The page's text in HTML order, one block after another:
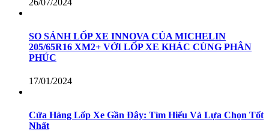
SO SÁNH LỐP XE INNOVA CỦA MICHELIN
205/65R16 XM2+ VỚI LỐP XE KHÁC CÙNG PHÂN
PHÚC
17/01/2024
Cửa Hàng Lốp Xe Gần Đây: Tìm Hiểu Và Lựa Chọn Tốt
Nhất